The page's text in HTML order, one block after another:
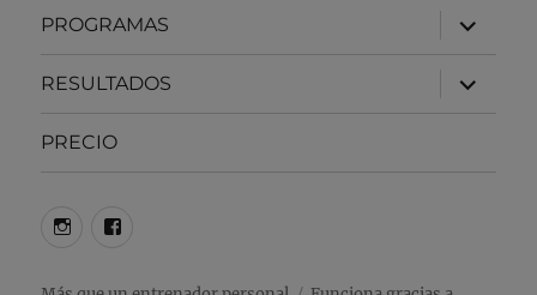
PROGRAMAS
expande
inferior
RESULTADOS
expande
PRECIO
Instagram